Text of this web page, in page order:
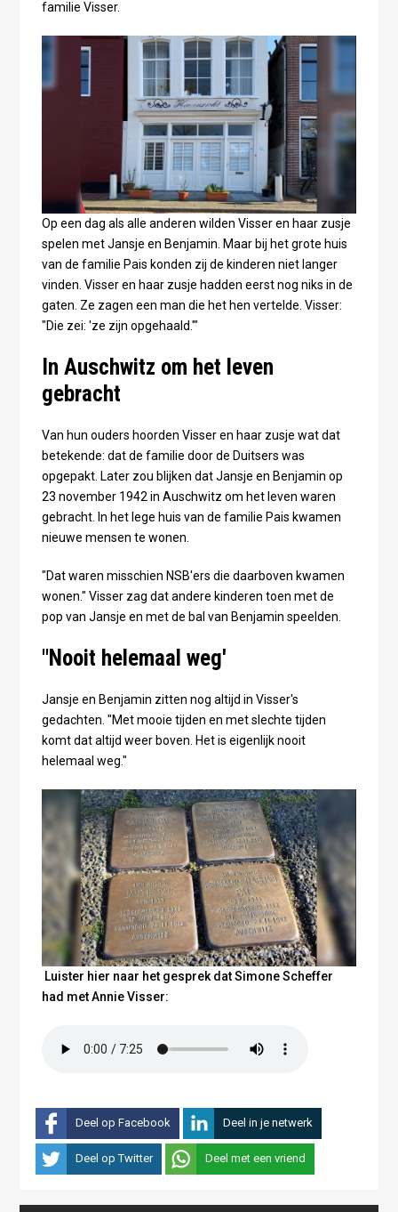
familie Visser.
Op een dag als alle anderen wilden Visser en haar zusje
spelen met Jansje en Benjamin. Maar bij het grote huis
van de familie Pais konden zij de kinderen niet langer
vinden. Visser en haar zusje hadden eerst nog niks in de
gaten. Ze zagen een man die het hen vertelde. Visser:
"Die zei: 'ze zijn opgehaald.'"
In Auschwitz om het leven
gebracht
Van hun ouders hoorden Visser en haar zusje wat dat
betekende: dat de familie door de Duitsers was
opgepakt. Later zou blijken dat Jansje en Benjamin op
23 november 1942 in Auschwitz om het leven waren
gebracht. In het lege huis van de familie Pais kwamen
nieuwe mensen te wonen.
"Dat waren misschien NSB'ers die daarboven kwamen
wonen." Visser zag dat andere kinderen toen met de
pop van Jansje en met de bal van Benjamin speelden.
"Nooit helemaal weg'
Jansje en Benjamin zitten nog altijd in Visser's
gedachten. "Met mooie tijden en met slechte tijden
komt dat altijd weer boven. Het is eigenlijk nooit
helemaal weg."
Luister hier naar het gesprek dat Simone Scheffer
had met Annie Visser:
Deel op Facebook Deel in je netwerk
Deel op Twitter Deel met een vriend